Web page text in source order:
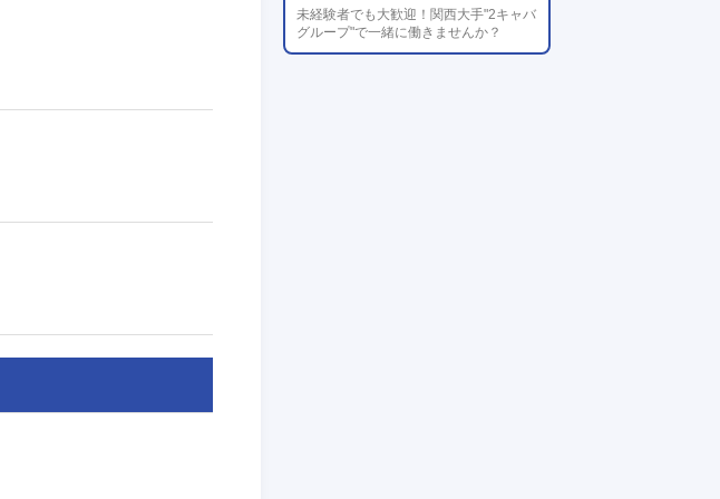
未経験者でも大歓迎！関西大手"2キャバ
グループ"で一緒に働きませんか？